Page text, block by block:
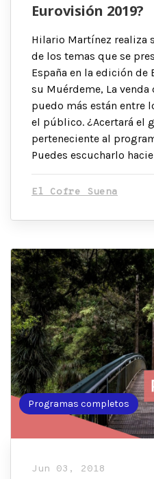
Eurovisión 2019?
Hilario Martínez realiza
de los temas que se
España en la edición de
su Muérdeme, La
puedo más están entre
el público. ¿Acertará el
perteneciente al
Puedes escucharlo
El Cofre Suena
Programas completos
Jun 03, 2018